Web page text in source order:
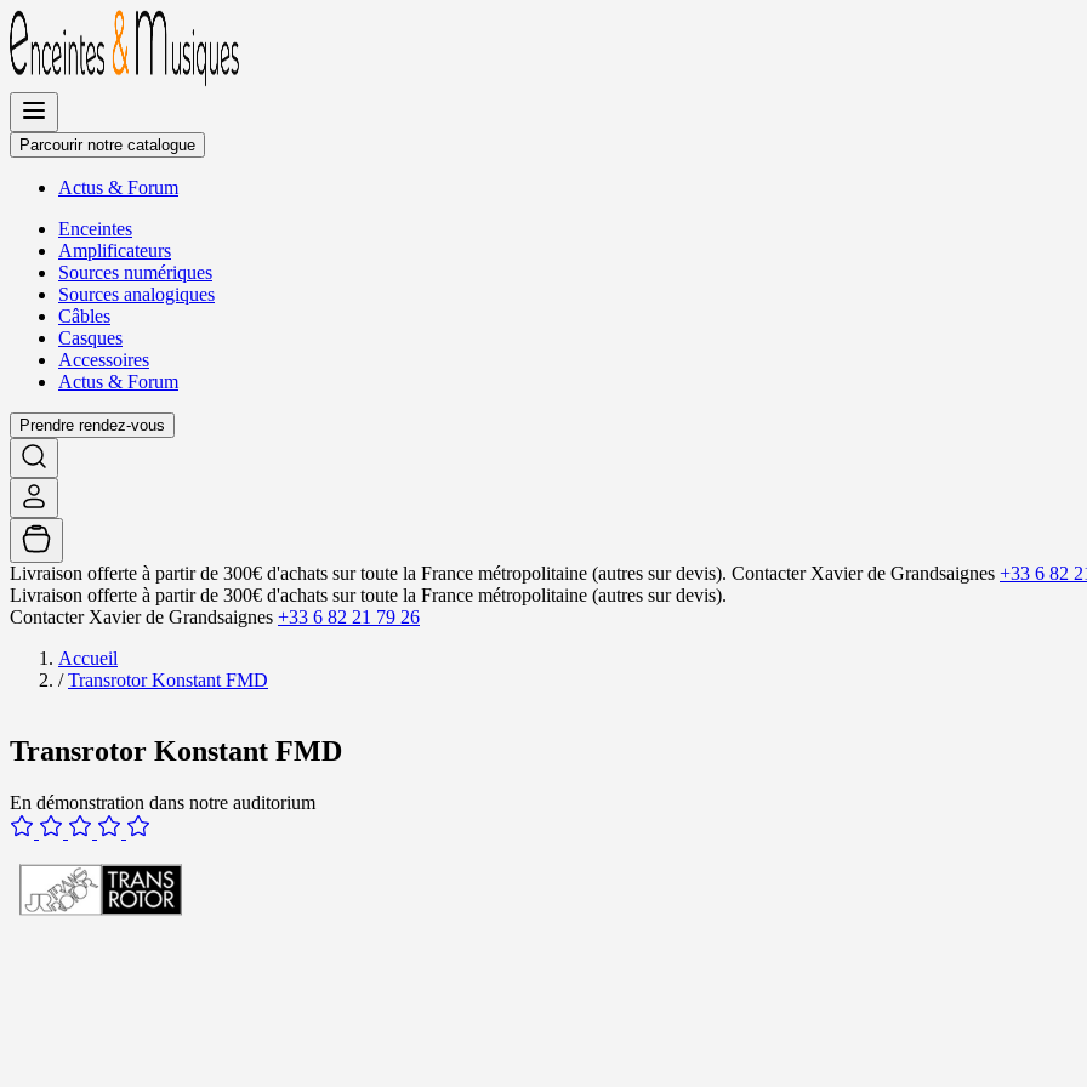
Allez
au
contenu
Parcourir notre catalogue
Actus & Forum
Enceintes
Amplificateurs
Sources numériques
Sources analogiques
Câbles
Casques
Accessoires
Actus & Forum
Prendre rendez-vous
Livraison offerte à partir de 300€ d'achats sur toute la France métropolitaine (autres sur devis). Contacter Xavier de Grandsaignes +33 6 82
Livraison offerte à partir de 300€ d'achats sur toute la France métropolitaine (autres sur devis).
Contacter Xavier de Grandsaignes +33 6 82 21 79 26
Accueil
/ Transrotor Konstant FMD
Transrotor Konstant FMD
En démonstration dans notre auditorium